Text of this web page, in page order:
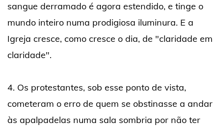
sangue derramado é agora estendido, e tinge o
mundo inteiro numa prodigiosa iluminura. E a
Igreja cresce, como cresce o dia, de "claridade em
claridade".
4. Os protestantes, sob esse ponto de vista,
cometeram o erro de quem se obstinasse a andar
às apalpadelas numa sala sombria por não ter